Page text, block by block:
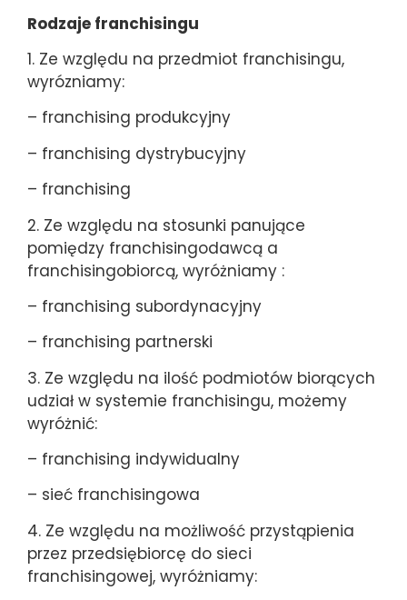
Rodzaje franchisingu
1. Ze względu na przedmiot franchisingu,
wyrózniamy:
– franchising produkcyjny
– franchising dystrybucyjny
– franchising
2. Ze względu na stosunki panujące
pomiędzy franchisingodawcą a
franchisingobiorcą, wyróżniamy :
– franchising subordynacyjny
– franchising partnerski
3. Ze względu na ilość podmiotów biorących
udział w systemie franchisingu, możemy
wyróżnić:
– franchising indywidualny
– sieć franchisingowa
4. Ze względu na możliwość przystąpienia
przez przedsiębiorcę do sieci
franchisingowej, wyróżniamy: